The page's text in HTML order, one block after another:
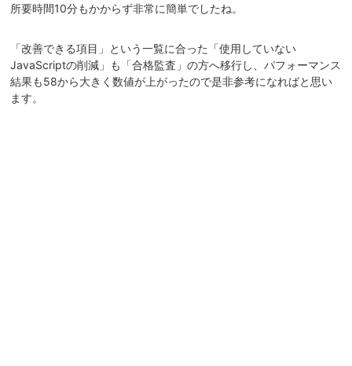
所要時間10分もかからず非常に簡単でしたね。
「改善できる項目」という一覧に合った「使用していない
JavaScriptの削減」も「合格監査」の方へ移行し、パフォーマンス
結果も58から大きく数値が上がったので是非参考になればと思い
ます。